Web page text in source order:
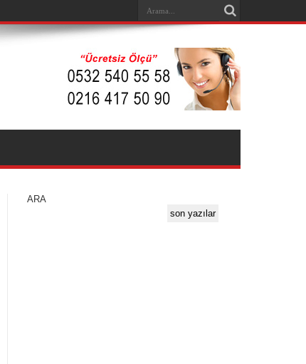
ARA
son yazılar